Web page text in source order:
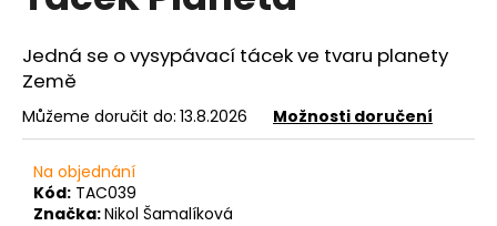
5
hvězdiček.
Jedná se o vysypávací tácek ve tvaru planety
Země
Můžeme doručit do: 13.8.2026 Možnosti doručení
Na objednání
Kód: TAC039
Značka:Nikol Šamalíková
j
í
t
?